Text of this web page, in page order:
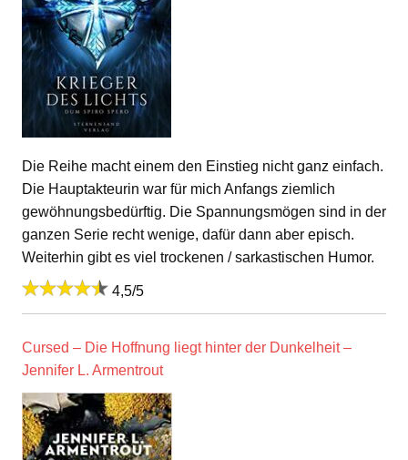
Die Reihe macht einem den Einstieg nicht ganz einfach.
Die Hauptakteurin war für mich Anfangs ziemlich
gewöhnungsbedürftig. Die Spannungsmögen sind in der
ganzen Serie recht wenige, dafür dann aber episch.
Weiterhin gibt es viel trockenen / sarkastischen Humor.
4,5/5
Cursed – Die Hoffnung liegt hinter der Dunkelheit –
Jennifer L. Armentrout